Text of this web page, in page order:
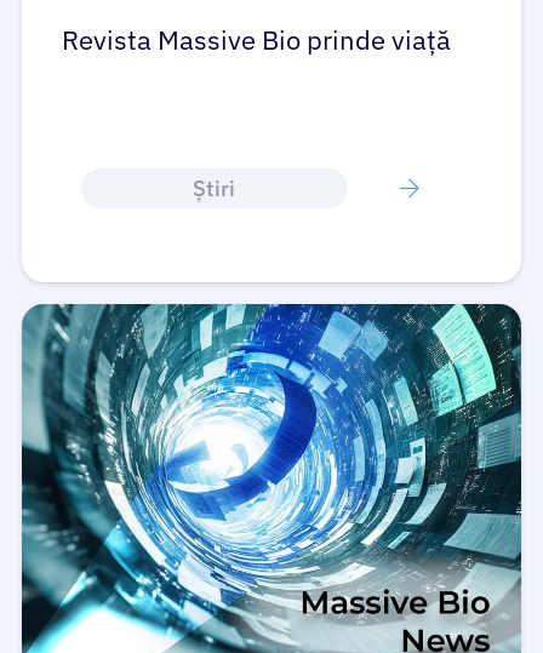
Revista Massive Bio prinde viață
Ştiri